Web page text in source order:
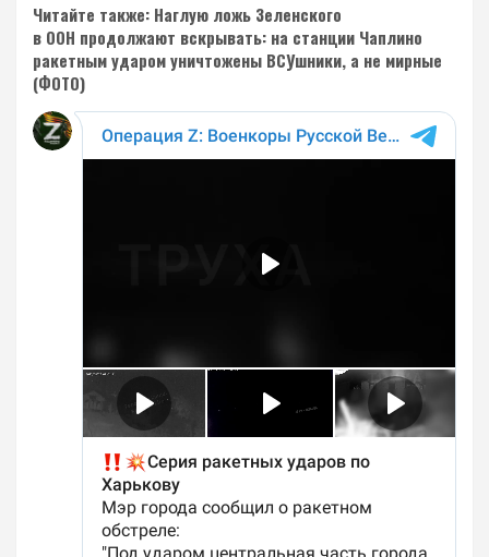
Читайте также: Наглую ложь Зеленского
в ООН продолжают вскрывать: на станции Чаплино
ракетным ударом уничтожены ВСУшники, а не мирные
(ФОТО)